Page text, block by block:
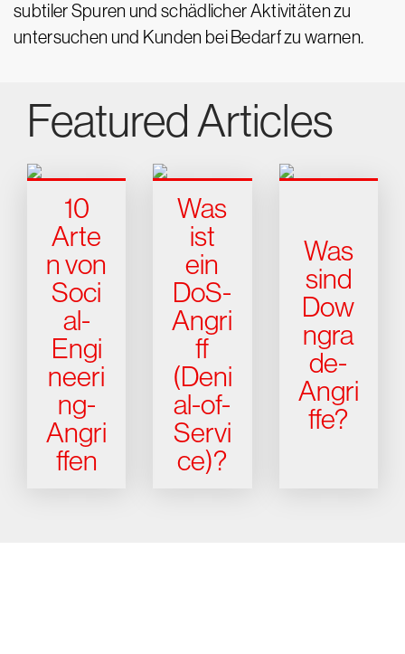
subtiler Spuren und schädlicher Aktivitäten zu
untersuchen und Kunden bei Bedarf zu warnen.
Featured Articles
10
Arte
n von
Soci
al-
Engi
neeri
ng-
Angri
ffen
Was
ist
ein
DoS-
Angri
ff
(Deni
al-of-
Servi
ce)?
Was
sind
Dow
ngra
de-
Angri
ffe?